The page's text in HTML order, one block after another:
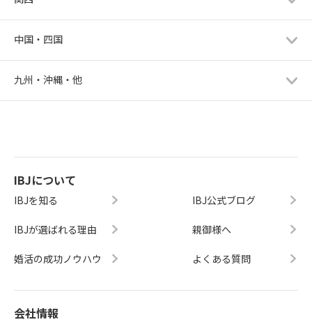
中国・四国
九州・沖縄・他
IBJについて
IBJを知る
IBJが選ばれる理由
婚活の成功ノウハウ
IBJ公式ブログ
親御様へ
よくある質問
会社情報